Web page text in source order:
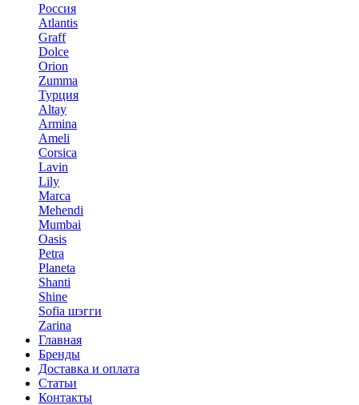
Россия
Atlantis
Graff
Dolce
Orion
Zumma
Турция
Altay
Armina
Ameli
Corsica
Lavin
Lily
Marca
Mehendi
Mumbai
Oasis
Petra
Planeta
Shanti
Shine
Sofia шэгги
Zarina
Главная
Бренды
Доставка и оплата
Статьи
Контакты